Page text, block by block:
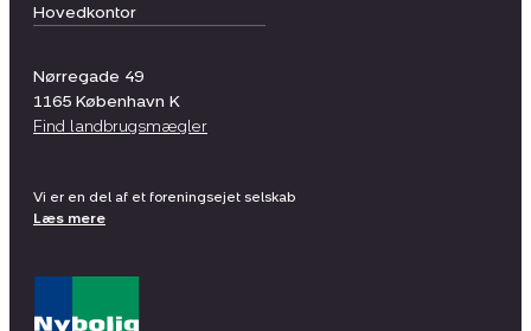
Hovedkontor
Nørregade 49
1165 København K
Find landbrugsmægler
Vi er en del af et foreningsejet selskab
Læs mere